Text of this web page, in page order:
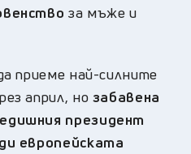
за мъже и
приеме най-силните
април, но забавена
президент
европейската